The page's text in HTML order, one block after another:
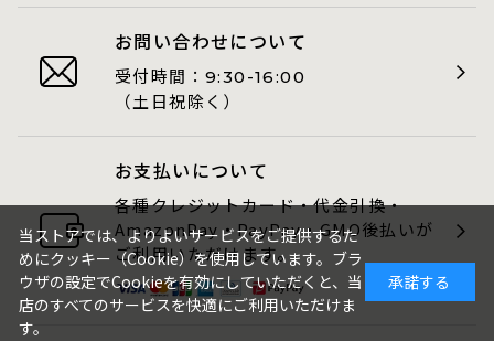
お問い合わせについて
受付時間： 9:30-16:00
（土日祝除く）
お支払いについて
各種クレジットカード・代金引換・
AmazonPay・PayPay・GMO後払いが
ご利用いただけます。
当ストアでは、よりよいサービスをご提供するた
めにクッキー（Cookie）を使用しています。ブラ
ウザの設定でCookieを有効にしていただくと、当
店のすべてのサービスを快適にご利用いただけま
す。
承諾する